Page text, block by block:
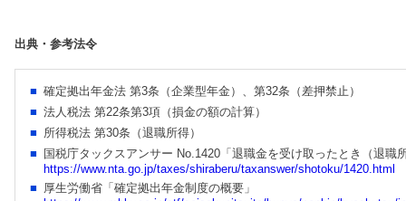
出典・参考法令
確定拠出年金法 第3条（企業型年金）、第32条（差押禁止）
法人税法 第22条第3項（損金の額の計算）
所得税法 第30条（退職所得）
国税庁タックスアンサー No.1420「退職金を受け取ったとき（退職
https://www.nta.go.jp/taxes/shiraberu/taxanswer/shotoku/1420.html
厚生労働省「確定拠出年金制度の概要」